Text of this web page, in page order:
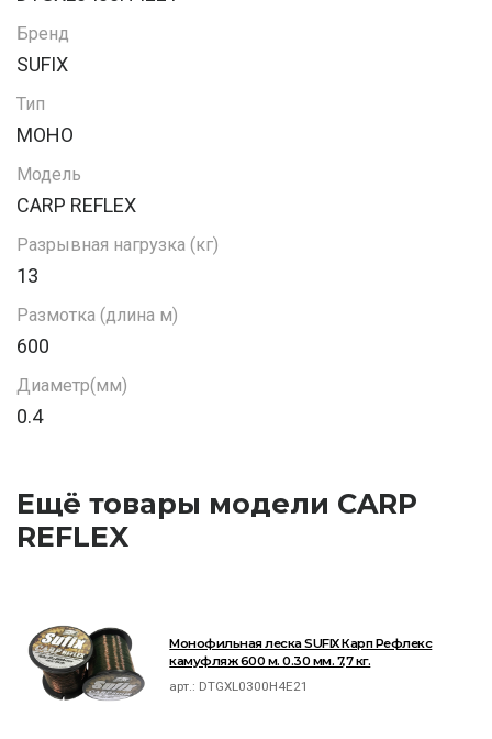
Бренд
SUFIX
Тип
МОНО
Модель
CARP REFLEX
Разрывная нагрузка (кг)
13
Размотка (длина м)
600
Диаметр(мм)
0.4
Ещё товары модели CARP
REFLEX
Монофильная леска SUFIX Карп Рефлекс
камуфляж 600 м. 0.30 мм. 7,7 кг.
арт.: DTGXL0300H4E21